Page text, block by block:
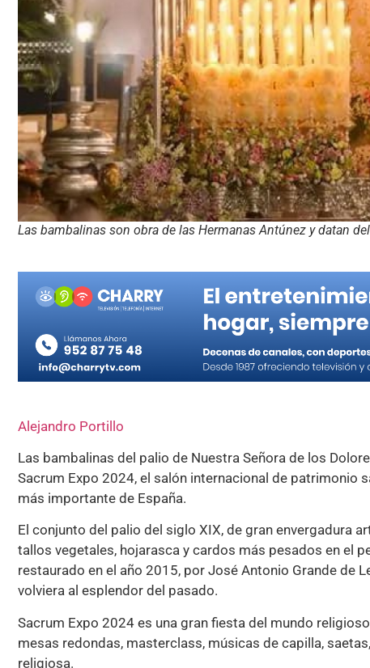
Las bambalinas son obra de las Hermanas Antúnez y datan
Alejandro Portillo
Las bambalinas del palio de Nuestra Señora de los
Sacrum Expo 2024, el salón internacional de
más importante de España.
El conjunto del palio del siglo XIX, de gran envergadura
tallos vegetales, hojarasca y cardos más pesados en el
restaurado en el año 2015, por José Antonio Grande de
volviera al esplendor del pasado.
Sacrum Expo 2024 es una gran fiesta del mundo
mesas redondas, masterclass, músicas de capilla,
religiosa.